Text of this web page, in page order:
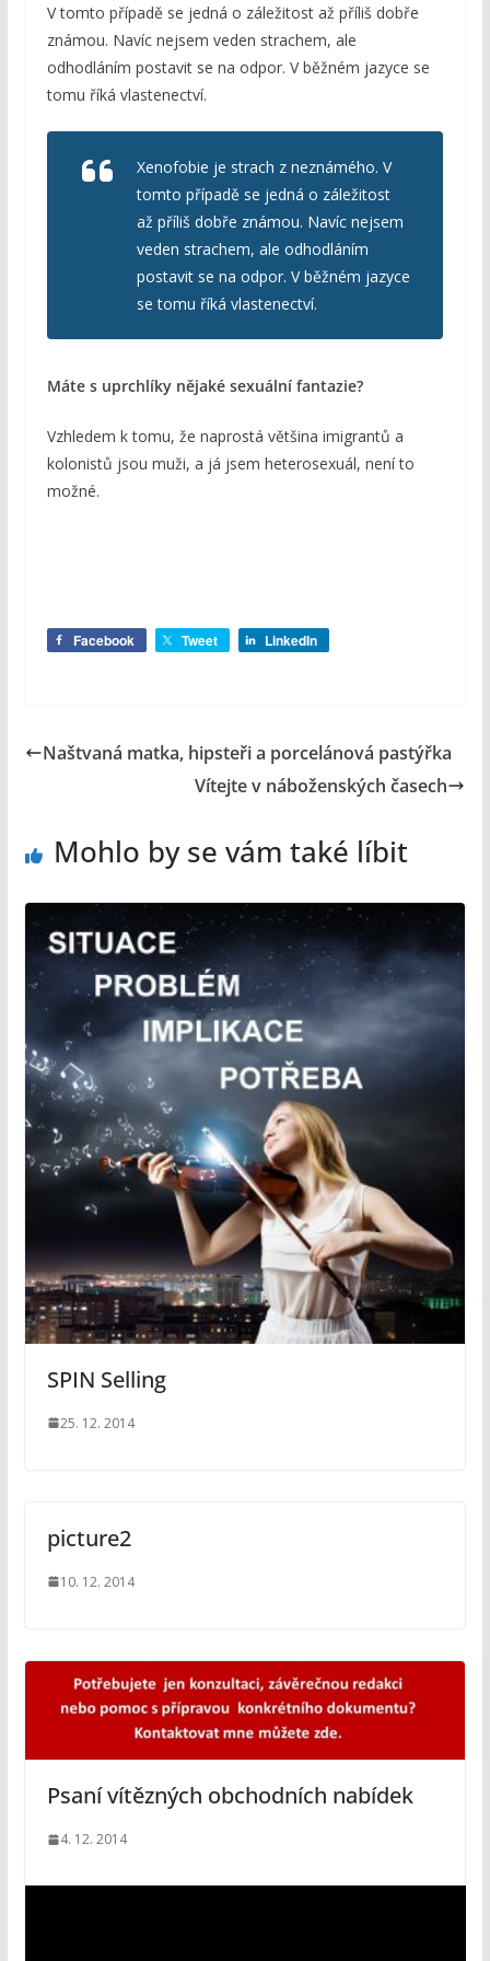
V tomto případě se jedná o záležitost až příliš dobře
známou. Navíc nejsem veden strachem, ale
odhodláním postavit se na odpor. V běžném jazyce se
tomu říká vlastenectví.
Xenofobie je strach z neznámého. V
tomto případě se jedná o záležitost
až příliš dobře známou. Navíc nejsem
veden strachem, ale odhodláním
postavit se na odpor. V běžném jazyce
se tomu říká vlastenectví.
Máte s uprchlíky nějaké sexuální fantazie?
Vzhledem k tomu, že naprostá většina imigrantů a
kolonistů jsou muži, a já jsem heterosexuál, není to
možné.
Facebook Tweet LinkedIn
Naštvaná matka, hipsteři a porcelánová pastýřka
Vítejte v náboženských časech
Mohlo by se vám také líbit
SPIN Selling
25. 12. 2014
picture2
10. 12. 2014
Psaní vítězných obchodních nabídek
4. 12. 2014